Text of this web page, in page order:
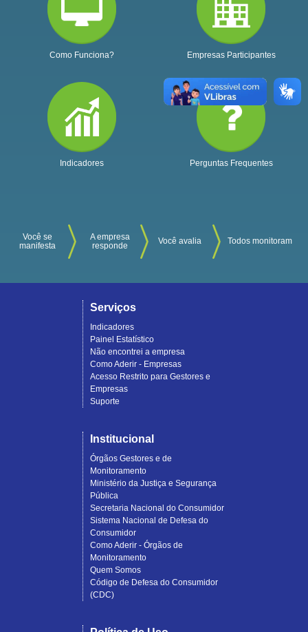
Como Funciona? Empresas Participantes
Indicadores Perguntas Frequentes
Você se
manifesta
A empresa
responde
Você avalia Todos monitoram
Serviços
Indicadores
Painel Estatístico
Não encontrei a empresa
Como Aderir - Empresas
Acesso Restrito para Gestores e
Empresas
Suporte
Institucional
Órgãos Gestores e de
Monitoramento
Ministério da Justiça e Segurança
Pública
Secretaria Nacional do Consumidor
Sistema Nacional de Defesa do
Consumidor
Como Aderir - Órgãos de
Monitoramento
Quem Somos
Código de Defesa do Consumidor
(CDC)